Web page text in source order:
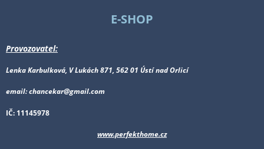
E-SHOP
Provozovatel:
Lenka Karbulková, V Lukách 871, 562 01 Ústí nad Orlicí
email: chancekar@gmail.com
IČ: 11145978
www.perfekthome.cz